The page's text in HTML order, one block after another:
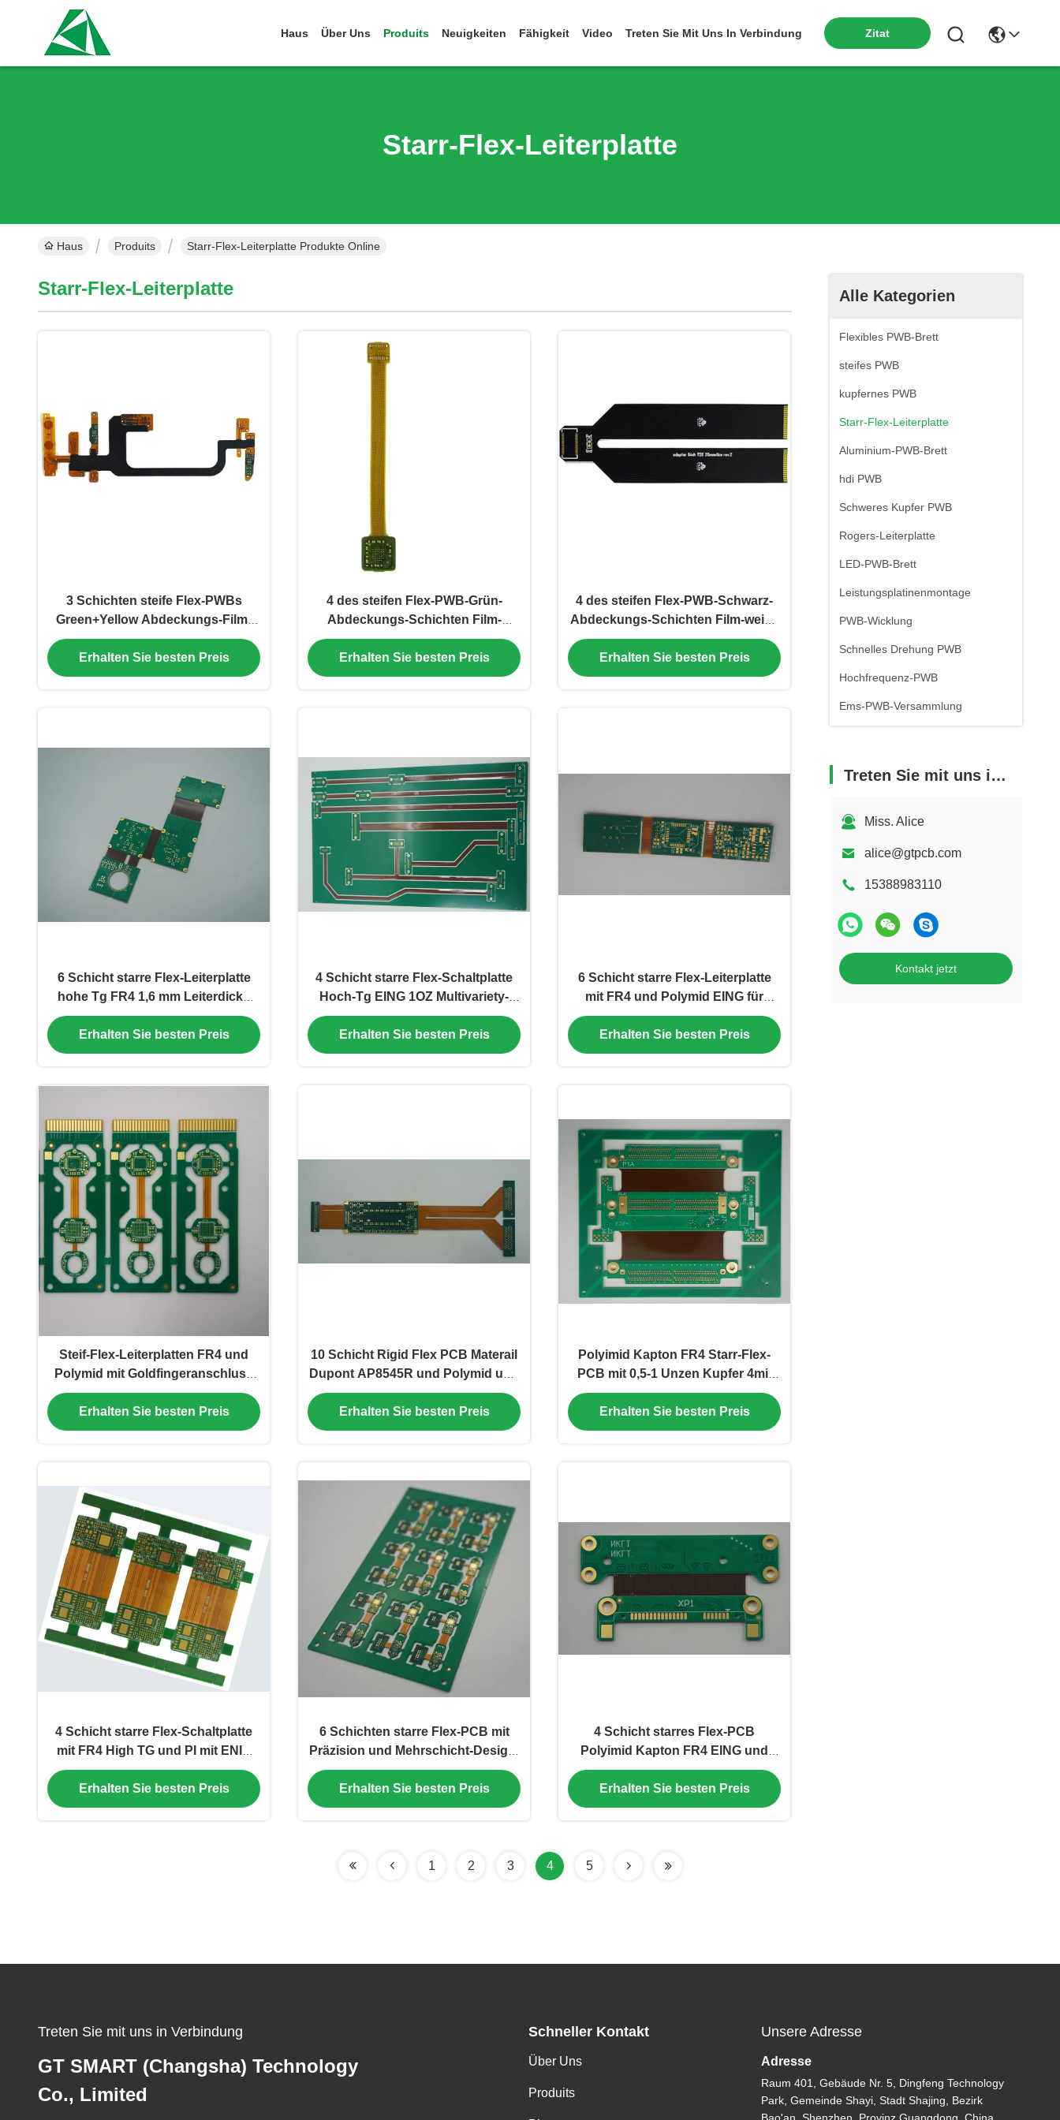
Haus Über Uns Produits Neuigkeiten Fähigkeit Video Treten Sie Mit Uns In Verbindung Zitat
Starr-Flex-Leiterplatte
Haus Produits Starr-Flex-Leiterplatte Produkte Online
Alle Kategorien
Flexibles PWB-Brett
steifes PWB
kupfernes PWB
Starr-Flex-Leiterplatte
Aluminium-PWB-Brett
hdi PWB
Schweres Kupfer PWB
Rogers-Leiterplatte
LED-PWB-Brett
Leistungsplatinenmontage
PWB-Wicklung
Schnelles Drehung PWB
Hochfrequenz-PWB
Ems-PWB-Versammlung
Treten Sie mit uns in Verbindung
Miss. Alice
alice@gtpcb.com
15388983110
Kontakt jetzt
Starr-Flex-Leiterplatte
3 Schichten steife Flex-PWBs
Green+Yellow Abdeckungs-Film-
Immersions-Silber-
Erhalten Sie besten Preis
4 des steifen Flex-PWB-Grün-
Abdeckungs-Schichten Film-
0.51mm ENIG 10.6*67.65mm
Erhalten Sie besten Preis
4 des steifen Flex-PWB-Schwarz-
Abdeckungs-Schichten Film-weiße
0.75mm 23.78*70.89mm
Erhalten Sie besten Preis
6 Schicht starre Flex-Leiterplatte
hohe Tg FR4 1,6 mm Leiterdicke
Impendenzkontrolle EING
Erhalten Sie besten Preis
4 Schicht starre Flex-Schaltplatte
Hoch-Tg EING 1OZ Multivariety-
Boards für
Verbraucheranwendungen
Erhalten Sie besten Preis
6 Schicht starre Flex-Leiterplatte
mit FR4 und Polymid EING für
industrielle Anwendungen
Erhalten Sie besten Preis
Steif-Flex-Leiterplatten FR4 und
Polymid mit Goldfingeranschluss
für Verbraucheranwendungen
Erhalten Sie besten Preis
10 Schicht Rigid Flex PCB Materail
Dupont AP8545R und Polymid und
FR4 TG170 mit EING
Erhalten Sie besten Preis
Polyimid Kapton FR4 Starr-Flex-
PCB mit 0,5-1 Unzen Kupfer 4mil
Min Line ISO zertifiziert
Erhalten Sie besten Preis
4 Schicht starre Flex-Schaltplatte
mit FR4 High TG und PI mit ENIG
End 4mil Linie
Erhalten Sie besten Preis
6 Schichten starre Flex-PCB mit
Präzision und Mehrschicht-Design-
Technologie ISO-zertifiziert
Erhalten Sie besten Preis
4 Schicht starres Flex-PCB
Polyimid Kapton FR4 EING und
grüne Schweißmaske Integration
Erhalten Sie besten Preis
1 2 3 4 5
Treten Sie mit uns in Verbindung
GT SMART (Changsha) Technology
Co., Limited
Schneller Kontakt
Über Uns
Produits
Unsere Adresse
Adresse
Raum 401, Gebäude Nr. 5, Dingfeng Technology
Park, Gemeinde Shayi, Stadt Shajing, Bezirk